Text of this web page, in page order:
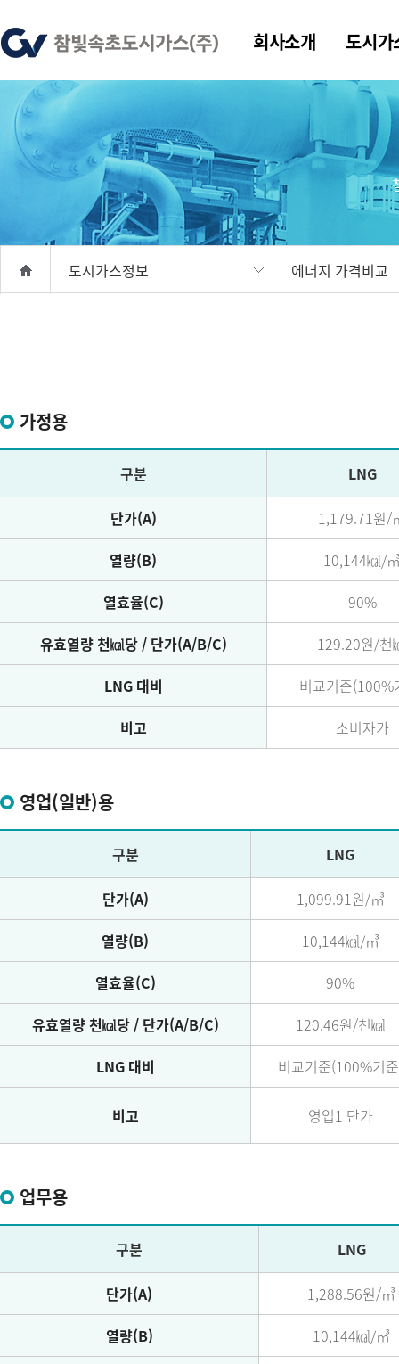
회사소개 도시가
도시가스정보 에너지 가격비교
가정용
구분 LNG
단가(A)
1,179.71원/
열량(B)
10,144㎉/
열효율(C)
90%
유효열량 천㎉당 / 단가(A/B/C)
129.20원/천
LNG 대비
비교기준(100%
비고
소비자가
영업(일반)용
구분 LNG
단가(A)
1,099.91원/㎥
열량(B)
10,144㎉/㎥
열효율(C)
90%
유효열량 천㎉당 / 단가(A/B/C)
120.46원/천㎉
LNG 대비
비교기준(100%기
비고 영업1 단가
업무용
구분 LNG
단가(A)
1,288.56원/㎥
열량(B)
10,144㎉/㎥